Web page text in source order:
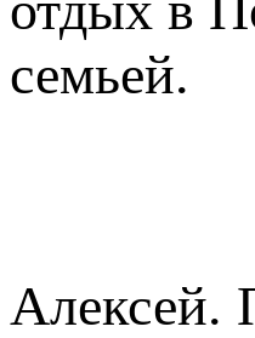
семьей.
Алексей.